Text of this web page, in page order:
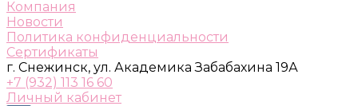
Компания
Новости
Политика конфиденциальности
Сертификаты
г. Снежинск, ул. Академика Забабахина 19А
+7 (932) 113 16 60
Личный кабинет